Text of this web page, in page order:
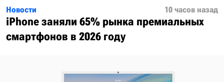
Новости 10 часов назад
iPhone заняли 65% рынка премиальных
смартфонов в 2026 году